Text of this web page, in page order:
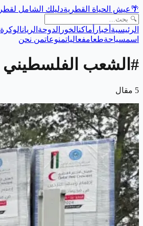
🌴عيش الحياة القطريةدليلك الشامل لقطر
الرئيسية أخبار أماكنالخور الدوحة الريانالوكرة
اسمسياحةطعامفعالياتمنوعاتمن نحن
# الشعب الفلسطيني
5 مقال